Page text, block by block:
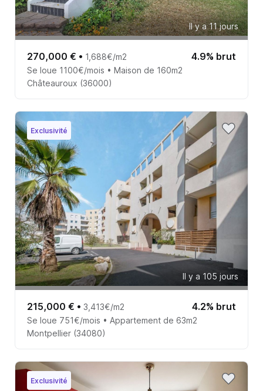
Il y a 11 jours
270,000 € • 1,688€/m2 4.9% brut
Se loue 1100€/mois • Maison de 160m2
Châteauroux (36000)
Exclusivité
Il y a 105 jours
215,000 € • 3,413€/m2 4.2% brut
Se loue 751€/mois • Appartement de 63m2
Montpellier (34080)
Exclusivité